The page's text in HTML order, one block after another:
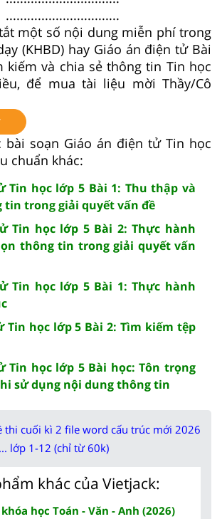
................................
một số nội dung miễn phí trong
(KHBD) hay Giáo án điện tử Bài
kiếm và chia sẻ thông tin Tin học
để mua tài liệu mời Thầy/Cô
bài soạn Giáo án điện tử Tin học
chuẩn khác:
Tin học lớp 5 Bài 1: Thu thập và
trong giải quyết vấn đề
Tin học lớp 5 Bài 2: Thực hành
thông tin trong giải quyết vấn
Tin học lớp 5 Bài 1: Thực hành
Tin học lớp 5 Bài 2: Tìm kiếm tệp
Tin học lớp 5 Bài học: Tôn trọng
sử dụng nội dung thông tin
thi cuối kì 2 file word cấu trúc mới 2026
lớp 1-12 (chỉ từ 60k)
khác của Vietjack:
học Toán - Văn - Anh (2026)